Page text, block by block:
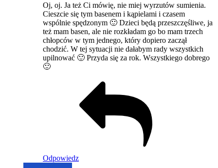
Oj, oj. Ja też Ci mówię, nie miej wyrzutów sumienia.
Cieszcie się tym basenem i kąpielami i czasem
wspólnie spędzonym 🙂 Dzieci będą przeszczęśliwe, ja
też mam basen, ale nie rozkładam go bo mam trzech
chłopców w tym jednego, który dopiero zaczął
chodzić. W tej sytuacji nie dałabym rady wszystkich
upilnować 🙂 Przyda się za rok. Wszystkiego dobrego
🙂
Odpowiedz